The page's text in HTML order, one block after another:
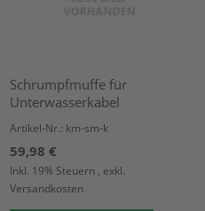
Schrumpfmuffe für
Unterwasserkabel
Artikel-Nr.: km-sm-k
59,98 €
Inkl. 19% Steuern , exkl.
Versandkosten